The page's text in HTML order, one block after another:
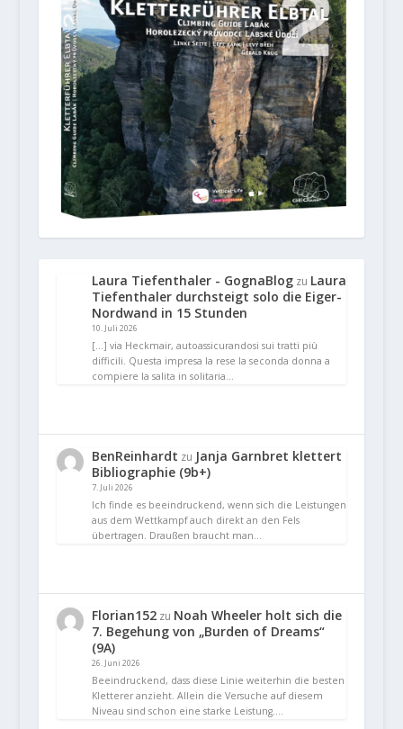
Laura Tiefenthaler - GognaBlogzu Laura
Tiefenthaler durchsteigt solo die Eiger-
Nordwand in 15 Stunden
10. Juli 2026
[…] via Heckmair, autoassicurandosi sui tratti più
difficili. Questa impresa la rese la seconda donna a
compiere la salita in solitaria…
BenReinhardt zu Janja Garnbret klettert
Bibliographie (9b+)
7. Juli 2026
Ich finde es beeindruckend, wenn sich die Leistungen
aus dem Wettkampf auch direkt an den Fels
übertragen. Draußen braucht man…
Florian152zu Noah Wheeler holt sich die
7. Begehung von „Burden of Dreams“
(9A)
26. Juni 2026
Beeindruckend, dass diese Linie weiterhin die besten
Kletterer anzieht. Allein die Versuche auf diesem
Niveau sind schon eine starke Leistung.…